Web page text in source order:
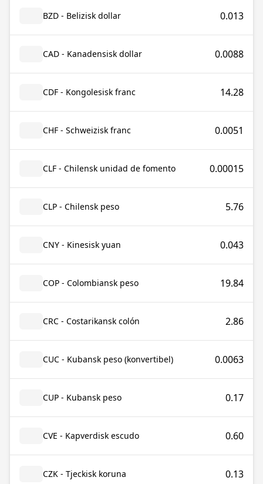
BZD - Belizisk dollar 0.013
CAD - Kanadensisk dollar 0.0088
CDF - Kongolesisk franc 14.28
CHF - Schweizisk franc 0.0051
CLF - Chilensk unidad de fomento 0.00015
CLP - Chilensk peso 5.76
CNY - Kinesisk yuan 0.043
COP - Colombiansk peso 19.84
CRC - Costarikansk colón 2.86
CUC - Kubansk peso (konvertibel) 0.0063
CUP - Kubansk peso 0.17
CVE - Kapverdisk escudo 0.60
CZK - Tjeckisk koruna 0.13